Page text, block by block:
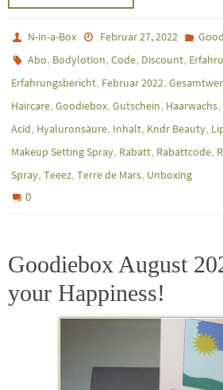
N-in-a-Box Februar 27, 2022
Abo, Bodylotion,Code, Discount,
Erfahrungsbericht, Februar 2022,
Haircare, Goodiebox, Gutschein, Haarwachs,
Acid, Hyaluronsäure, Inhalt, Kndr Beauty,
Makeup Setting Spray, Rabatt, Rabattcode,
Spray, Teeez, Terre de Mars, Unboxing
0
Goodiebox August
your Happiness!